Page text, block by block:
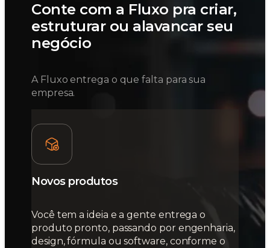
Conte com a Fluxo pra criar,
estruturar ou alavancar seu
negócio
A Fluxo entrega o que falta para sua
empresa.
Novos produtos
Você tem a ideia e a gente entrega o
produto pronto, passando por engenharia,
design, fórmula ou software, conforme o